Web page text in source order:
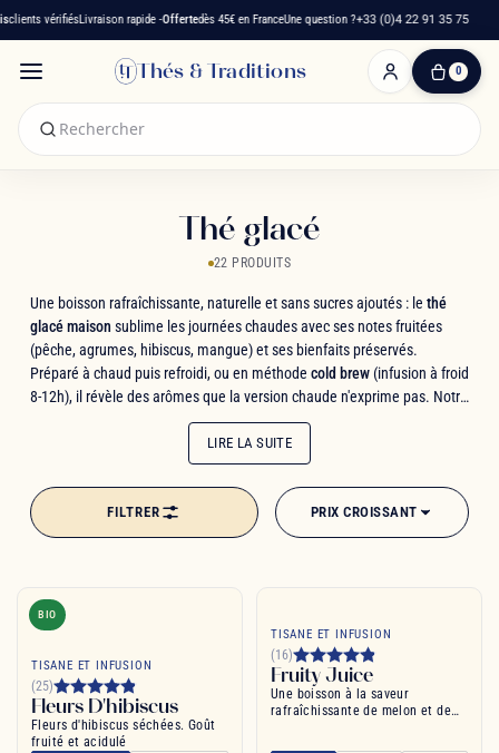
vérifiésLivraison rapide -Offertedès 45€ en FranceUne question ?+33 (0)4 22 91 35 75
Thés & Traditions 0
0
Thé glacé
22 PRODUITS
Une boisson rafraîchissante, naturelle et sans sucres ajoutés : le thé
glacé maison sublime les journées chaudes avec ses notes fruitées
(pêche, agrumes, hibiscus, mangue) et ses bienfaits préservés.
Préparé à chaud puis refroidi, ou en méthode cold brew(infusion à froid
8-12h), il révèle des arômes que la version chaude n'exprime pas. Notre
sélection de 22 thés et tisanesse prête particulièrement à cette
préparation : thés verts japonais, rooibos aux agrumes, tisanes fruitées
sans théine pour les enfants. Découvrez nos recettes, conseils d'expert
et astuces pour réussir votre boisson estivale.
LIRE LA SUITE
FILTRER PRIX CROISSANT
BIO
TISANE ET INFUSION
(25)
Fleurs D'hibiscus
Fleurs d'hibiscus séchées. Goût
fruité et acidulé
TISANE ET INFUSION
(16)
Fruity Juice
Une boisson à la saveur
rafraîchissante de melon et de